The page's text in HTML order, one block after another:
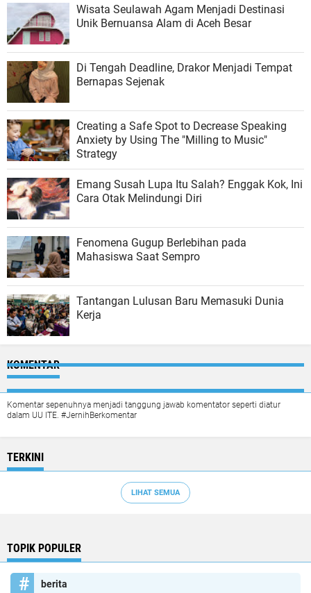
Wisata Seulawah Agam Menjadi Destinasi
Unik Bernuansa Alam di Aceh Besar
Di Tengah Deadline, Drakor Menjadi Tempat
Bernapas Sejenak
Creating a Safe Spot to Decrease Speaking
Anxiety by Using The "Milling to Music"
Strategy
Emang Susah Lupa Itu Salah? Enggak Kok, Ini
Cara Otak Melindungi Diri
Fenomena Gugup Berlebihan pada
Mahasiswa Saat Sempro
Tantangan Lulusan Baru Memasuki Dunia
Kerja
KOMENTAR
Komentar sepenuhnya menjadi tanggung jawab komentator seperti diatur
dalam UU ITE. #JernihBerkomentar
TERKINI
LIHAT SEMUA
TOPIK POPULER
berita